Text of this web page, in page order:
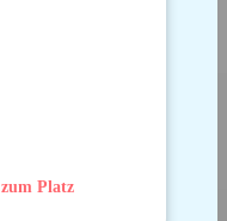
zum Platz